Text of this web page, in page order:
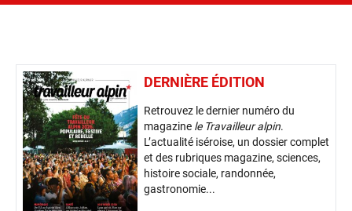
DERNIÈRE ÉDITION
Retrouvez le dernier numéro du
magazine le Travailleur alpin.
L’actualité iséroise, un dossier complet
et des rubriques magazine, sciences,
histoire sociale, randonnée,
gastronomie...